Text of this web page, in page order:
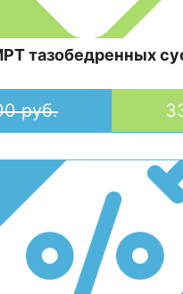
тазобедренных
руб.